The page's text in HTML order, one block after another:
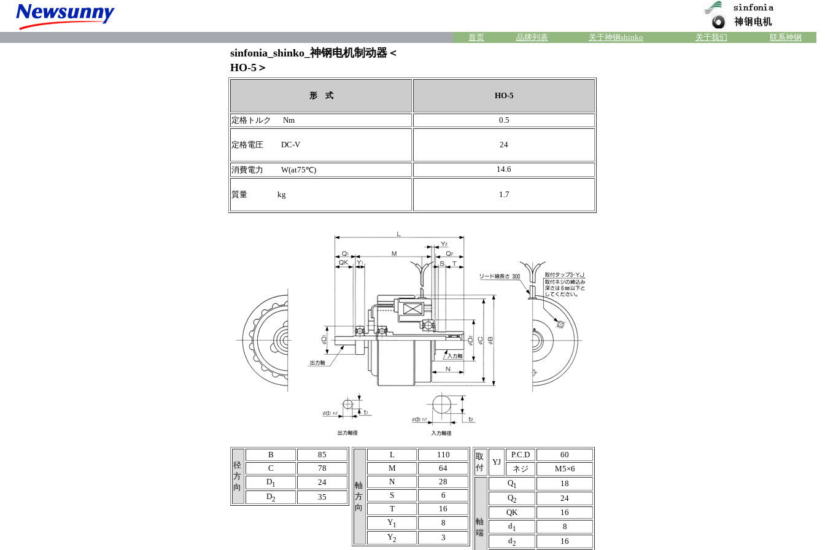
首页 品牌列表 关于神钢shinko 关于我们 联系神钢
sinfonia_shinko_神钢电机制动器＜
HO-5＞
形 式 HO-5
定格トルク Nm 0.5
定格電圧 DC-V 24
消費電力 W(at75℃) 14.6
質量 kg 1.7
径
方
向
B
85
C
78
D1
24
D2 35
軸
方
向
L
110
M
64
N
28
S
6
T
16
Y1
8
Y2 3
取
付
YJ
P.C.D
60
ネジ
M5×6
軸
端
Q1
18
Q2
24
QK
16
d1
8
d2 16